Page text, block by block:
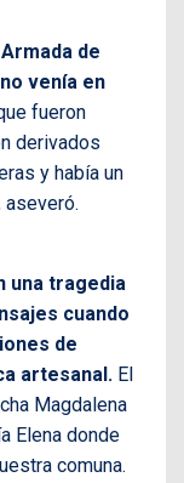
de
venía en
fueron
derivados
y había un
aseveró.
una tragedia
cuando
de
artesanal. El
Magdalena
Elena donde
comuna.